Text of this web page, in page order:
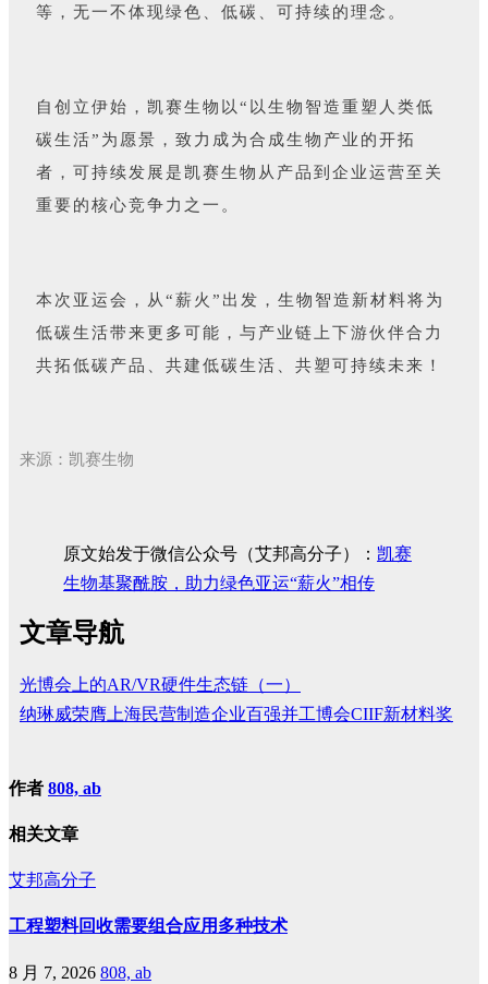
等，无一不体现绿色、低碳、可持续的理念。
自创立伊始，凯赛生物以“以生物智造重塑人类低
碳生活”为愿景，致力成为合成生物产业的开拓
者，可持续发展是凯赛生物从产品到企业运营至关
重要的核心竞争力之一。
本次亚运会，从“薪火”出发，生物智造新材料将为
低碳生活带来更多可能，与产业链上下游伙伴合力
共拓低碳产品、共建低碳生活、共塑可持续未来！
来源：凯赛生物
原文始发于微信公众号（艾邦高分子）： 凯赛
生物基聚酰胺，助力绿色亚运“薪火”相传
文章导航
光博会上的AR/VR硬件生态链（一）
纳琳威荣膺上海民营制造企业百强并工博会CIIF新材料奖
作者 808, ab
相关文章
艾邦高分子
工程塑料回收需要组合应用多种技术
8 月 7, 2026 808, ab